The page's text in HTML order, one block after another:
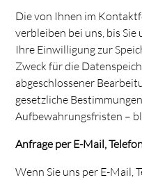
Die von Ihnen im
verbleiben bei uns, bis Sie
Ihre Einwilligung zur
Zweck für die
abgeschlossener
gesetzliche
Aufbewahrungsfristen –
Anfrage per E-Mail,
Wenn Sie uns per E-Mail,